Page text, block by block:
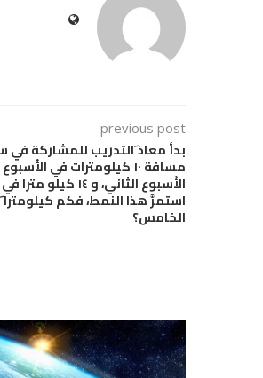
previous post
بدأ معاذ َالتدريب للمشاركة
الأُسبوع الثاني، و ١٤
استمرَّ هذا النمط، فكم
الخامس؟